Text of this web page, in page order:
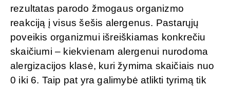
rezultatas parodo žmogaus organizmo
reakciją į visus šešis alergenus. Pastarųjų
poveikis organizmui išreiškiamas konkrečiu
skaičiumi – kiekvienam alergenui nurodoma
alergizacijos klasė, kuri žymima skaičiais nuo
0 iki 6. Taip pat yra galimybė atlikti tyrimą tik